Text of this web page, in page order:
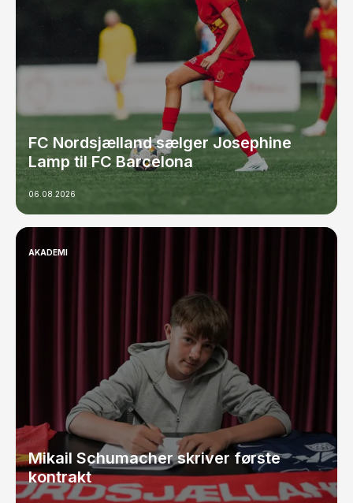
FC Nordsjælland sælger Josephine
Lamp til FC Barcelona
06.08.2026
AKADEMI
Mikail Schumacher skriver første
kontrakt